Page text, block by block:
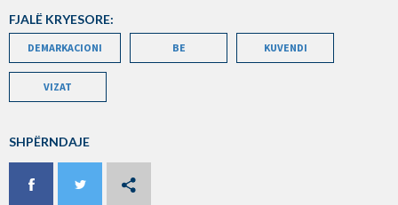
FJALË KRYESORE:
DEMARKACIONI BE KUVENDI
VIZAT
SHPËRNDAJE